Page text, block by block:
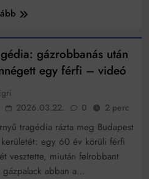
gázrobbanás után
egy férfi – videó
2026.03.22. 0 2 perc
tragédia rázta meg Budapest
kerületét: egy 60 év körüli férfi
vesztette, miután felrobbant
gázpalack abban a…